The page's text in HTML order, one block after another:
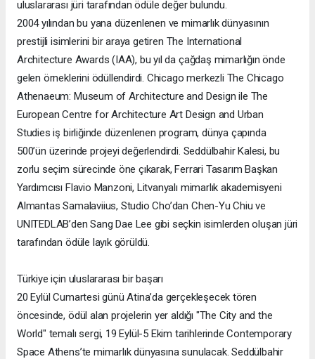
uluslararası jüri tarafından ödüle değer bulundu.
2004 yılından bu yana düzenlenen ve mimarlık dünyasının
prestijli isimlerini bir araya getiren The International
Architecture Awards (IAA), bu yıl da çağdaş mimarlığın önde
gelen örneklerini ödüllendirdi. Chicago merkezli The Chicago
Athenaeum: Museum of Architecture and Design ile The
European Centre for Architecture Art Design and Urban
Studies iş birliğinde düzenlenen program, dünya çapında
500’ün üzerinde projeyi değerlendirdi. Seddülbahir Kalesi, bu
zorlu seçim sürecinde öne çıkarak, Ferrari Tasarım Başkan
Yardımcısı Flavio Manzoni, Litvanyalı mimarlık akademisyeni
Almantas Samalaviius, Studio Cho’dan Chen-Yu Chiu ve
UNITEDLAB’den Sang Dae Lee gibi seçkin isimlerden oluşan jüri
tarafından ödüle layık görüldü.
Türkiye için uluslararası bir başarı
20 Eylül Cumartesi günü Atina’da gerçekleşecek tören
öncesinde, ödül alan projelerin yer aldığı "The City and the
World" temalı sergi, 19 Eylül-5 Ekim tarihlerinde Contemporary
Space Athens’te mimarlık dünyasına sunulacak. Seddülbahir